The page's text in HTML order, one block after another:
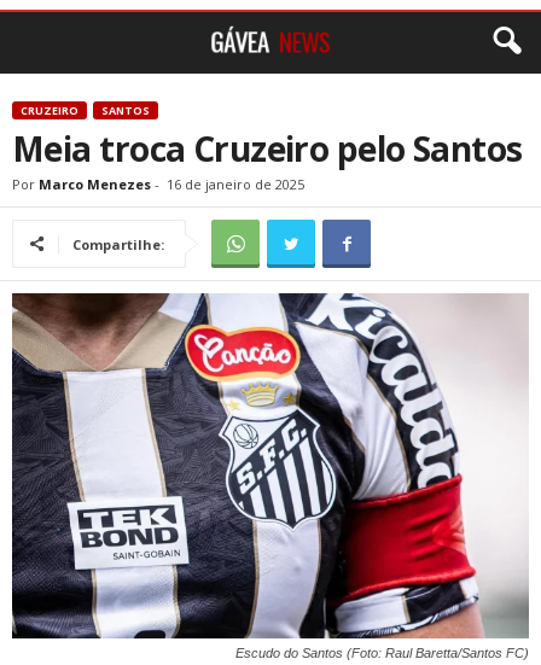
CRUZEIRO SANTOS
Meia troca Cruzeiro pelo Santos
Por Marco Menezes - 16 de janeiro de 2025
Compartilhe:
Escudo do Santos (Foto: Raul Baretta/Santos FC)